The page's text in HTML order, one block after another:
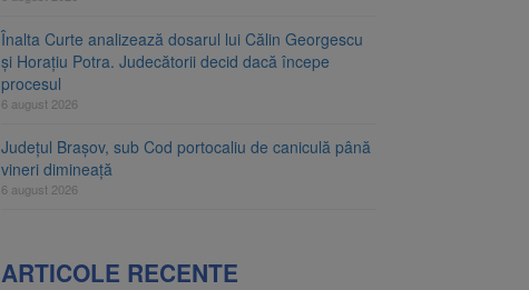
Înalta Curte analizează dosarul lui Călin Georgescu
și Horațiu Potra. Judecătorii decid dacă începe
procesul
6 august 2026
Județul Brașov, sub Cod portocaliu de caniculă până
vineri dimineață
6 august 2026
ARTICOLE RECENTE